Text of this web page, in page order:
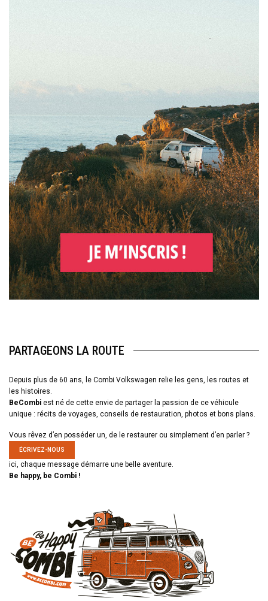
PARTAGEONS LA ROUTE
Depuis plus de 60 ans, le Combi Volkswagen relie les gens, les routes et
les histoires.
BeCombi est né de cette envie de partager la passion de ce véhicule
unique : récits de voyages, conseils de restauration, photos et bons plans.
Vous rêvez d’en posséder un, de le restaurer ou simplement d’en parler ?
ÉCRIVEZ-NOUS
ici, chaque message démarre une belle aventure.
Be happy, be Combi !